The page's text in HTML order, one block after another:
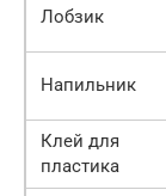
Лобзик
Напильник
Клей для
пластика